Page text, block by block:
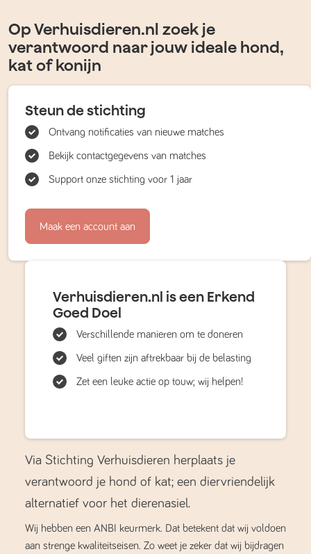
Op Verhuisdieren.nl zoek je
verantwoord naar jouw ideale hond,
kat of konijn
Steun de stichting
Ontvang notificaties van nieuwe matches
Bekijk contactgegevens van matches
Support onze stichting voor 1 jaar
Maak een account aan
Verhuisdieren.nl is een Erkend
Goed Doel
Verschillende manieren om te doneren
Veel giften zijn aftrekbaar bij de belasting
Zet een leuke actie op touw; wij helpen!
Via Stichting Verhuisdieren herplaats je
verantwoord je hond of kat; een diervriendelijk
alternatief voor het dierenasiel.
Wij hebben een ANBI keurmerk. Dat betekent dat wij voldoen
aan strenge kwaliteitseisen. Zo weet je zeker dat wij bijdragen